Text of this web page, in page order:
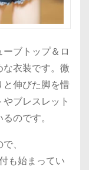
ブトップ＆ロ
衣装です。微
伸びた脚を惜
ブレスレット
のです。
、
も始まってい